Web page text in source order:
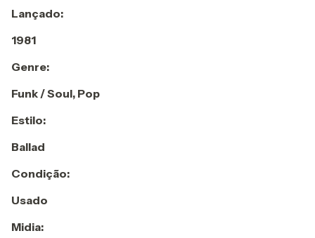
Lançado:
1981
Genre:
Funk / Soul, Pop
Estilo:
Ballad
Condição:
Usado
Midia: